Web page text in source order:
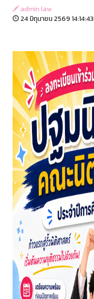
admin law
24 มิถุนายน 2569 14:14:43